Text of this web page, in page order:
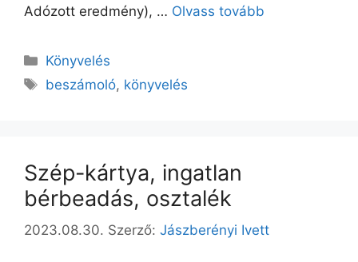
Adózott eredmény), … Olvass tovább
Könyvelés
beszámoló, könyvelés
Szép-kártya, ingatlan
bérbeadás, osztalék
2023.08.30. Szerző: Jászberényi Ivett